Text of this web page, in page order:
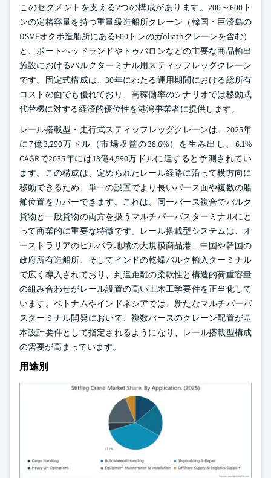
このセグメントを支える2つの構成があります。200～600ト
ンの定格容量を持つ重量級造船所クレーン（韓国・巨済島の
DSMEオクポ造船所にある600トンのガoliathクレーンを含む）
と、ポートヘッドランドやトゥバロンなどの主要な商品輸出
施設におけるバルクターミナル用スティッフレッグクレーン
です。固定式構成は、30年にわたる運用期間における総所有
コストの面でも優れており、高稼働率のシナリオでは移動式
代替機に対する経済的優位性を港湾事業者に提供します。
レール搭載型・走行式スティッフレッグクレーンは、2025年
に7億3,290万ドル（市場収益の38.6%）を生み出し、6.1%
CAGRで2035年には13億4,590万ドルに達すると予測されてい
ます。この構成は、定められたレール経路に沿って横方向に
移動できるため、単一の設置でより長いバース面や複数の船
舶位置をカバーできます。これは、同一バース複合でバルク
貨物と一般貨物の両方を扱うマルチパーパスターミナルにと
って商業的に重要な特徴です。レール搭載型システムは、オ
ーストラリアのピルバラ地域の大規模商品港、中国や韓国の
政府所有造船所、そしてインドの乾燥バルク輸入ターミナル
で広く導入されており、到達距離の柔軟性と構造的荷重容量
の組み合わせがレール設置の高い土木工学要件を正当化して
います。ベトナムやインドネシアでは、新たなマルチパーパ
スターミナル開発において、複数バースのクレーン配置が基
本設計要件として指定されるようになり、レール搭載型構成
の需要が高まっています。
用途別